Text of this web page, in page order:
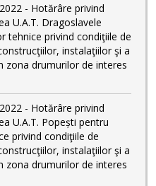
- Hotărâre privind
U.A.T. Dragoslavele
tehnice privind condiţiile de
instalaţiilor şi a
zona drumurilor de interes
- Hotărâre privind
U.A.T. Popești pentru
privind condiţiile de
instalaţiilor şi a
zona drumurilor de interes